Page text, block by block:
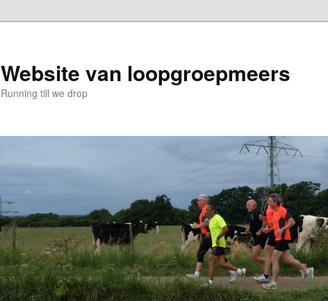
Website van loopgroepmeers
Running till we drop